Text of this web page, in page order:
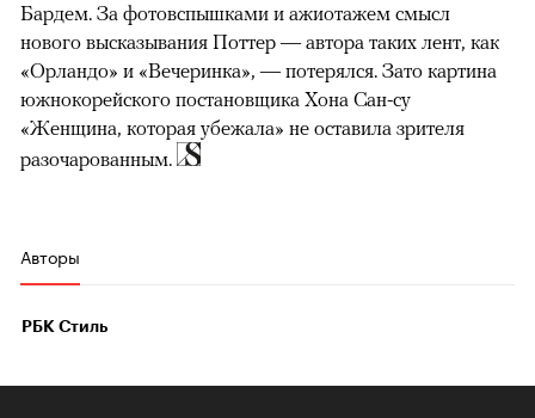
Бардем. За фотовспышками и ажиотажем смысл
нового высказывания Поттер — автора таких лент, как
«Орландо» и «Вечеринка», — потерялся. Зато картина
южнокорейского постановщика Хона Сан-су
«Женщина, которая убежала» не оставила зрителя
разочарованным.
Авторы
РБК Стиль